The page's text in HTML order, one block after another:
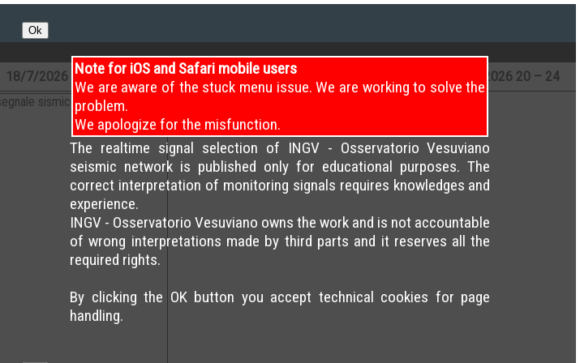
Ok
Note for iOS and Safari mobile users
We are aware of the stuck menu issue. We are working to solve the
problem.
We apologize for the misfunction.
The realtime signal selection of INGV - Osservatorio Vesuviano
seismic network is published only for educational purposes. The
correct interpretation of monitoring signals requires knowledges and
experience.
INGV - Osservatorio Vesuviano owns the work and is not accountable
of wrong interpretations made by third parts and it reserves all the
required rights.
By clicking the OK button you accept technical cookies for page
handling.
18/7/202608 – 12 18/7/2026 12 – 16 /7/202620 – 24